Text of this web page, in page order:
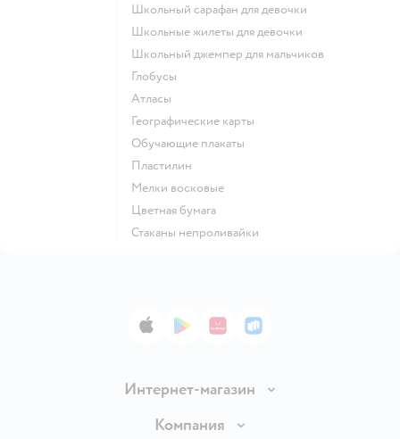
Школьный сарафан для девочки
Школьные жилеты для девочки
Школьный джемпер для мальчиков
Глобусы
Атласы
Географические карты
Обучающие плакаты
Пластилин
Мелки восковые
Цветная бумага
Стаканы непроливайки
App StoreGoogle Play
AppGallery
RuStore
Интернет-магазин
Доставка и оплата
Компания